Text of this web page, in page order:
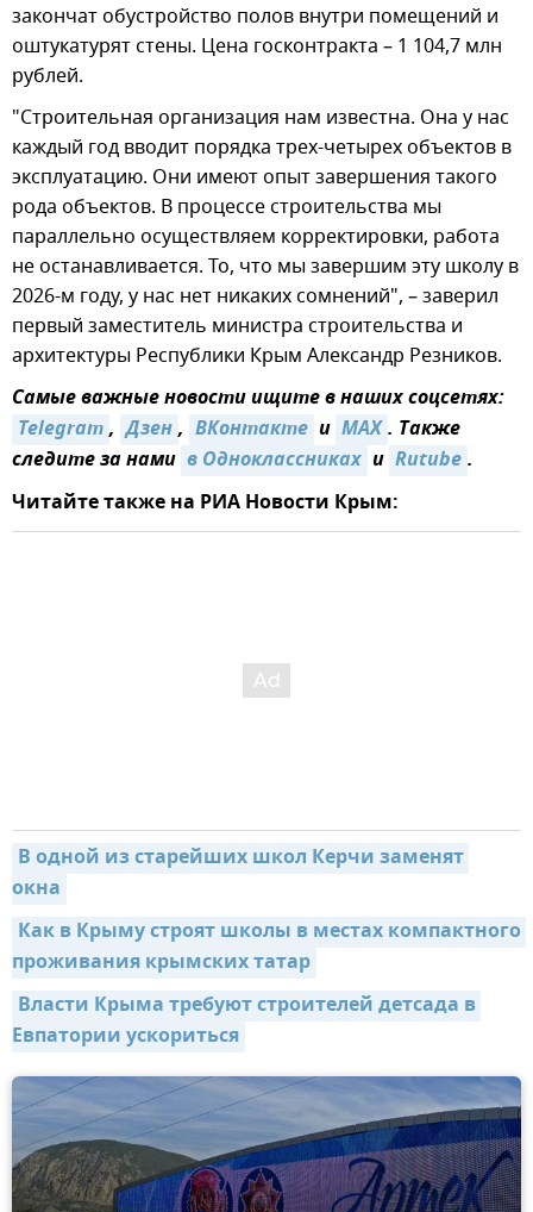
закончат обустройство полов внутри помещений и
оштукатурят стены. Цена госконтракта – 1 104,7 млн
рублей.
"Строительная организация нам известна. Она у нас
каждый год вводит порядка трех-четырех объектов в
эксплуатацию. Они имеют опыт завершения такого
рода объектов. В процессе строительства мы
параллельно осуществляем корректировки, работа
не останавливается. То, что мы завершим эту школу в
2026-м году, у нас нет никаких сомнений", – заверил
первый заместитель министра строительства и
архитектуры Республики Крым Александр Резников.
Самые важные новости ищите в наших соцсетях:
Telegram, Дзен, ВКонтакте и MAX. Также
следите за нами в Одноклассниках и Rutube.
Читайте также на РИА Новости Крым:
В одной из старейших школ Керчи заменят
окна
Как в Крыму строят школы в местах компактного
проживания крымских татар
Власти Крыма требуют строителей детсада в
Евпатории ускориться